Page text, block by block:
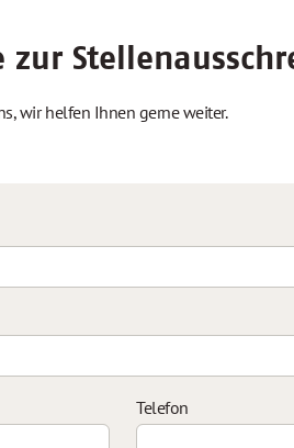
zur
wir helfen Ihnen gerne weiter.
Telefon